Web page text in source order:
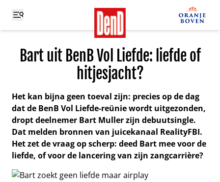
Bart uit BenB Vol Liefde: liefde of
hitjesjacht?
Het kan bijna geen toeval zijn: precies op de dag
dat de BenB Vol Liefde-reünie wordt uitgezonden,
dropt deelnemer Bart Muller zijn debuutsingle.
Dat melden bronnen van juicekanaal RealityFBI.
Het zet de vraag op scherp: deed Bart mee voor de
liefde, of voor de lancering van zijn zangcarrière?